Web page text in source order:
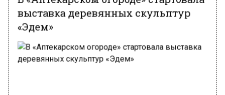
выставка деревянных скульптур
«Эдем»